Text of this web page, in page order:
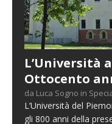
L’Università
Ottocento
da Luca Sogno in
L’Università del
gli 800 anni della